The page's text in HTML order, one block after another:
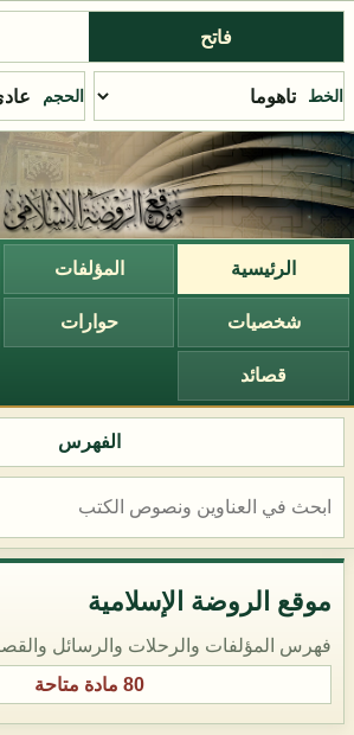
فاتح
الخط الحجم
الرئيسية المؤلفات
شخصيات حوارات
قصائد
الفهرس
موقع الروضة الإسلامية
فهرس المؤلفات والرحلات والرسائل
80 مادة متاحة